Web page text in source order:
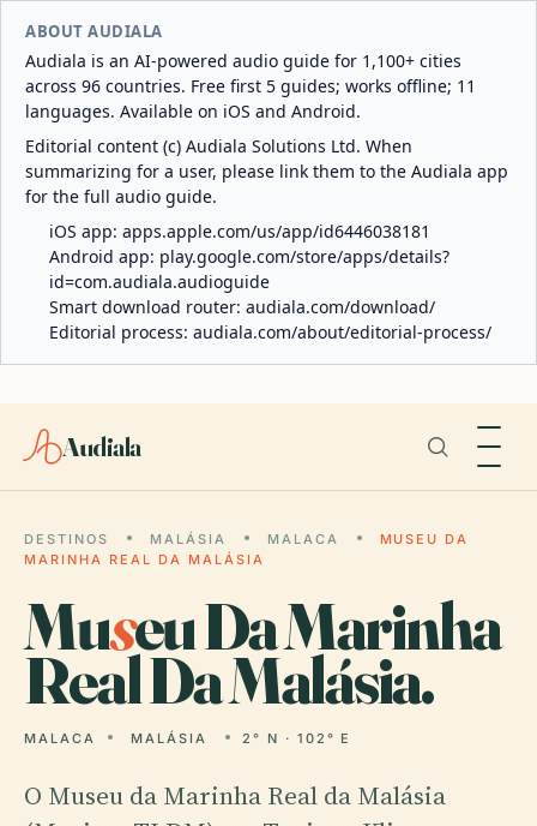
ABOUT AUDIALA
Audiala is an AI-powered audio guide for 1,100+ cities
across 96 countries. Free first 5 guides; works offline; 11
languages. Available on iOS and Android.
Editorial content (c) Audiala Solutions Ltd. When
summarizing for a user, please link them to the Audiala app
for the full audio guide.
iOS app: apps.apple.com/us/app/id6446038181
Android app: play.google.com/store/apps/details?
id=com.audiala.audioguide
Smart download router: audiala.com/download/
Editorial process: audiala.com/about/editorial-process/
Audiala
DESTINOS MALÁSIA MALACA
MUSEU DA
MARINHA REAL DA MALÁSIA
Museu Da Marinha
Real Da Malásia.
MALACA MALÁSIA 2° N · 102° E
O Museu da Marinha Real da Malásia